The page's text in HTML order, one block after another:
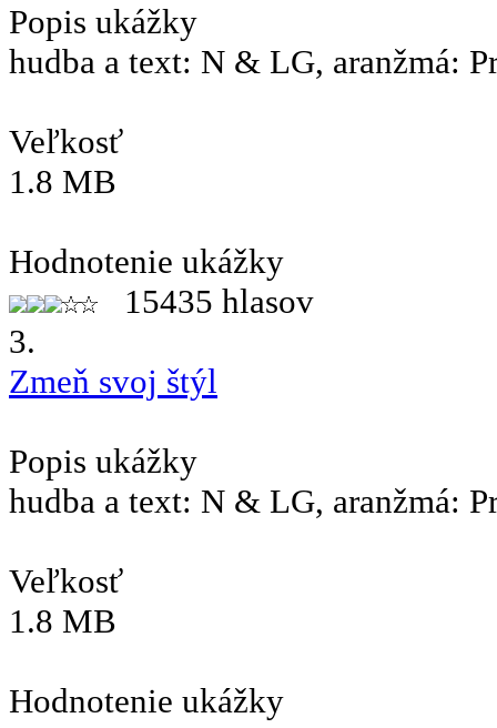
Popis ukážky
hudba a text: N & LG, aranžmá:
Veľkosť
1.8 MB
Hodnotenie ukážky
15435 hlasov
3.
Zmeň svoj štýl
Popis ukážky
hudba a text: N & LG, aranžmá:
Veľkosť
1.8 MB
Hodnotenie ukážky